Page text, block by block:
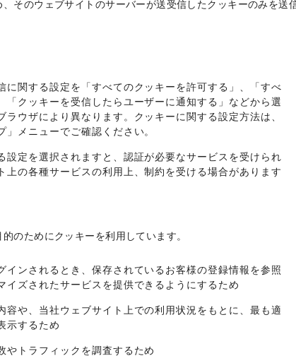
そのウェブサイトのサーバーが送受信したクッキーのみを送
に関する設定を「すべてのクッキーを許可する」、「すべ
「クッキーを受信したらユーザーに通知する」などから選
ラウザにより異なります。クッキーに関する設定方法は、
メニューでご確認ください。
設定を選択されますと、認証が必要なサービスを受けられ
上の各種サービスの利用上、制約を受ける場合があります
のためにクッキーを利用しています。
インされるとき、保存されているお客様の登録情報を参照
イズされたサービスを提供できるようにするため
容や、当社ウェブサイト上での利用状況をもとに、最も適
示するため
やトラフィックを調査するため